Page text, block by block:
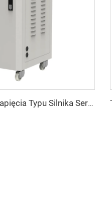
Trójfazowy Regulator Napięcia Typu Silnika Serwo TNSB Seria